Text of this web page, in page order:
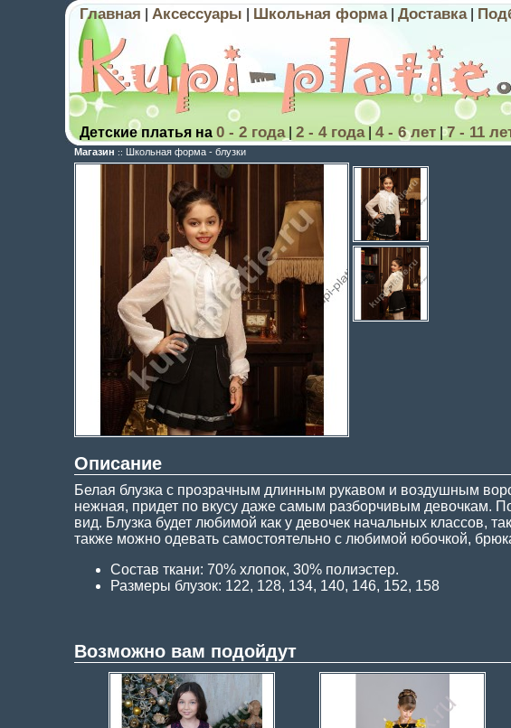
Главная Аксессуары Школьная форма| Доставка|
Детские платья на 0 - 2 года| 2 - 4 года| 4 - 6 лет |7 - 11
Магазин :: Школьная форма - блузки
Описание
Белая блузка с прозрачным длинным рукавом и воздушным
нежная, придет по вкусу даже самым разборчивым девочкам.
вид. Блузка будет любимой как у девочек начальных классов,
также можно одевать самостоятельно с любимой юбочкой,
Состав ткани: 70% хлопок, 30% полиэстер.
Размеры блузок: 122, 128, 134, 140, 146, 152, 158
Возможно вам подойдут